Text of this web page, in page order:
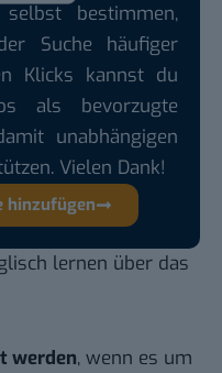
bestimmen,
Suche häufiger
Klicks kannst du
als bevorzugte
unabhängigen
Vielen Dank!
hinzufügen
lernen über das
werden, wenn es um